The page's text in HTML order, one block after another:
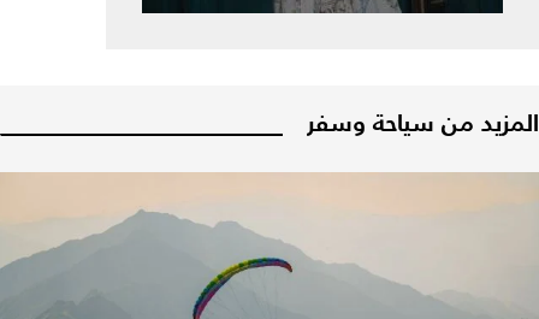
المزيد من سياحة وسفر